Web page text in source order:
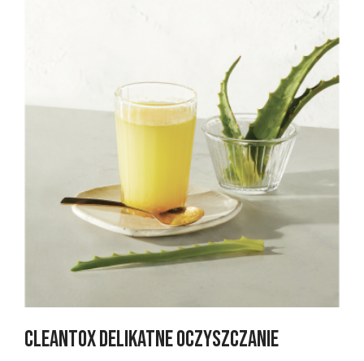
CleanTox Delikatne oczyszczanie